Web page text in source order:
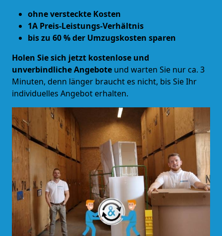
ohne versteckte Kosten
1A Preis-Leistungs-Verhältnis
bis zu 60 % der Umzugskosten sparen
Holen Sie sich jetzt kostenlose und
unverbindliche Angebote und warten Sie nur ca. 3
Minuten, denn länger braucht es nicht, bis Sie Ihr
individuelles Angebot erhalten.